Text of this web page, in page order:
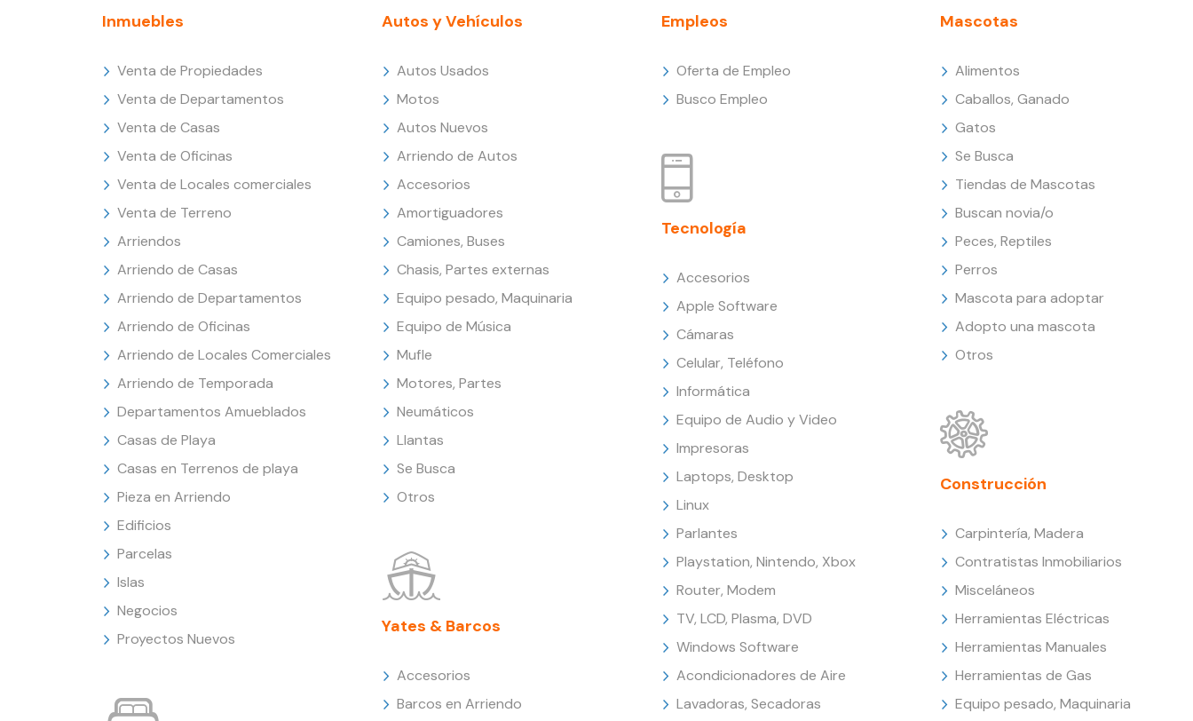
Inmuebles
Venta de Propiedades
Venta de Departamentos
Venta de Casas
Venta de Oficinas
Venta de Locales comerciales
Venta de Terreno
Arriendos
Arriendo de Casas
Arriendo de Departamentos
Arriendo de Oficinas
Arriendo de Locales Comerciales
Arriendo de Temporada
Departamentos Amueblados
Casas de Playa
Casas en Terrenos de playa
Pieza en Arriendo
Edificios
Parcelas
Islas
Negocios
Proyectos Nuevos
Autos y Vehículos
Autos Usados
Motos
Autos Nuevos
Arriendo de Autos
Accesorios
Amortiguadores
Camiones, Buses
Chasis, Partes externas
Equipo pesado, Maquinaria
Equipo de Música
Mufle
Motores, Partes
Neumáticos
Llantas
Se Busca
Otros
Yates & Barcos
Accesorios
Barcos en Arriendo
Empleos
Oferta de Empleo
Busco Empleo
Tecnología
Accesorios
Apple Software
Cámaras
Celular, Teléfono
Informática
Equipo de Audio y Video
Impresoras
Laptops, Desktop
Linux
Parlantes
Playstation, Nintendo, Xbox
Router, Modem
TV, LCD, Plasma, DVD
Windows Software
Acondicionadores de Aire
Lavadoras, Secadoras
Mascotas
Alimentos
Caballos, Ganado
Gatos
Se Busca
Tiendas de Mascotas
Buscan novia/o
Peces, Reptiles
Perros
Mascota para adoptar
Adopto una mascota
Otros
Construcción
Carpintería, Madera
Contratistas Inmobiliarios
Misceláneos
Herramientas Eléctricas
Herramientas Manuales
Herramientas de Gas
Equipo pesado, Maquinaria